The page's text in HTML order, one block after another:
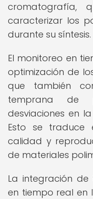
cromatografía,
caracterizar los
durante su síntesis.
El monitoreo en
optimización de
que también
temprana de
desviaciones en
Esto se traduce
calidad y
de materiales
La integración
en tiempo real en